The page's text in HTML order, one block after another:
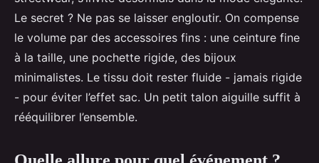
Le secret ? Ne pas se laisser engloutir. On compense
le volume par des accessoires fins : une ceinture fine
à la taille, une pochette rigide, des bijoux
minimalistes. Le tissu doit rester fluide - jamais rigide
- pour éviter l’effet sac. Un petit talon aiguille suffit à
rééquilibrer l’ensemble.